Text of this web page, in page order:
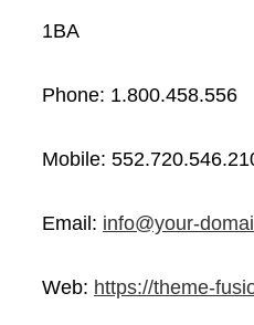
1BA
Phone: 1.800.458.556
Mobile:
Email: info@your-
Web: https://theme-